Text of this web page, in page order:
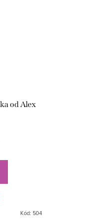
od Alex
Kód: 504